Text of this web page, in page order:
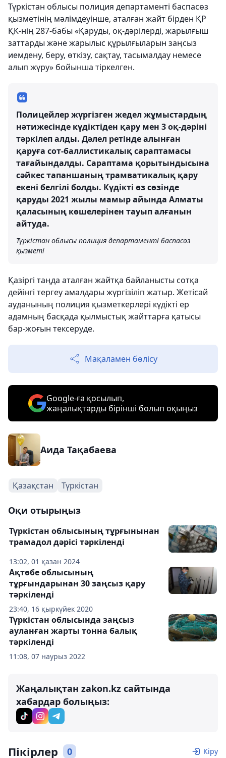
Түркістан облысы полиция департаменті баспасөз
қызметінің мәлімдеуінше, аталған жайт бірден ҚР
ҚК-нің 287-бабы «Қаруды, оқ-дәрiлердi, жарылғыш
заттарды және жарылыс құрылғыларын заңсыз
иемдену, беру, өткiзу, сақтау, тасымалдау немесе
алып жүру» бойынша тіркелген.
Полицейлер жүргізген жедел жұмыстардың
нәтижесінде күдіктіден қару мен 3 оқ-дәріні
тәркілеп алды. Дәлел ретінде алынған
қаруға сот-баллистикалық сараптамасы
тағайындалды. Сараптама қорытындысына
сәйкес тапаншаның трамватикалық қару
екені белгілі болды. Күдікті өз сөзінде
қаруды 2021 жылы мамыр айында Алматы
қаласының көшелерінен тауып алғанын
айтуда.
Түркістан облысы полиция департаменті баспасөз
қызметі
Қазіргі таңда аталған жайтқа байланысты сотқа
дейінгі тергеу амалдары жүргізіліп жатыр. Жетісай
ауданының полиция қызметкерлері күдікті ер
адамның басқада қылмыстық жайттарға қатысы
бар-жоғын тексеруде.
Мақаламен бөлісу
Google-ға қосылып,
жаңалықтарды бірінші болып оқыңыз
Аида Тақабаева
Қазақстан Түркістан
Оқи отырыңыз
13:02, 01 қазан 2024
Түркістан облысының тұрғынынан
трамадол дәрісі тәркіленді
23:40, 16 қыркүйек 2020
Ақтөбе облысының
тұрғындарынан 30 заңсыз қару
тәркіленді
11:08, 07 наурыз 2022
Түркістан облысында заңсыз
ауланған жарты тонна балық
тәркіленді
Жаңалықтан zakon.kz сайтында
хабардар болыңыз:
Пікірлер 0 Кіру